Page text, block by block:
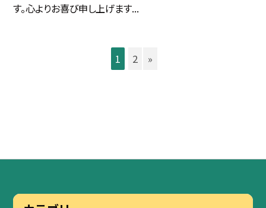
す。心よりお喜び申し上げます...
1 2 »